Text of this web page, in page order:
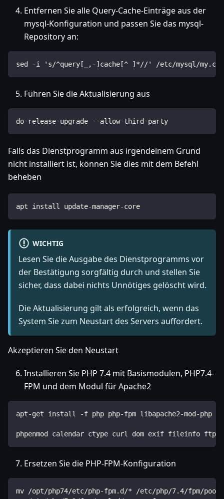
Entfernen Sie alle Query-Cache-Einträge aus der
mysql-Konfiguration und passen Sie das mysql-
Repository an:
sed -i 's/^query[_,-]cache[^ ]*//' /etc/mysql/
Führen Sie die Aktualisierung aus
do-release-upgrade --allow-third-party
Falls das Dienstprogramm aus irgendeinem Grund
nicht installiert ist, können Sie dies mit dem Befehl
beheben
apt install update-manager-core
WICHTIG
Lesen Sie die Ausgabe des Dienstprogramms vor
der Bestätigung sorgfältig durch und stellen Sie
sicher, dass dabei nichts Unnötiges gelöscht wird.
Die Aktualisierung gilt als erfolgreich, wenn das
System Sie zum Neustart des Servers auffordert.
Akzeptieren Sie den Neustart
Installieren Sie PHP 7.4 mit Basismodulen, PHP7.4-
FPM und dem Modul für Apache2
apt-get install -f php php-fpm libapache2-mod-php
phpenmod calendar ctype curl dom exif fileinfo ftp
Ersetzen Sie die PHP-FPM-Konfiguration
mv /opt/php74/etc/php-fpm.d/* /etc/php/7.4/fpm/